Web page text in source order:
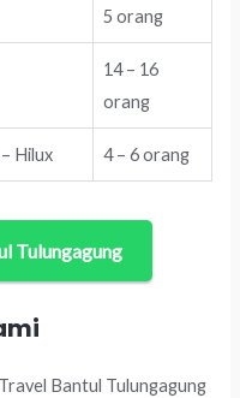
5 orang
14 – 16
orang
Hilux 4 – 6 orang
Tulungagung
Bantul Tulungagung